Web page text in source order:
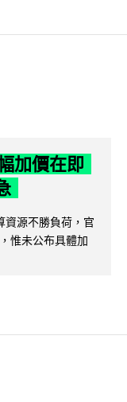
加價在即
資源不勝負荷，官
惟未公布具體加